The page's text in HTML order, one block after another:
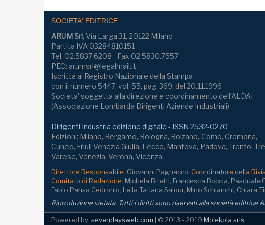
SOCIETA' EDITRICE
ARUM Srl, Via Larga 31, 20122 Milano
Partita IVA 03284810151
Tel. 02.5837.6208 - Fax 02.5830.7557
PEC: arumsrl@legalmail.it
Iscritta al Registro Nazionale della Stampa
con il numero 5447, vol. 55, pag. 369, del 20.11.1996
Societa' soggetta alla direzione e coordinamento dell'ALDAI
(Associazione Lombarda Dirigenti Aziende Industriali)
Dirigenti Industria edizione digitale - ISSN 2532-0270
Edizioni: Milano, Bergamo, Bologna, Bolzano, Como, Cremona,
Cuneo, Friuli Venezia Giulia, Lecco, Mantova, Padova, Trento,
Varese, Venezia, Verona, Vicenza
Direttore Responsabile: Giovanni Pagnacco. Coordinatore della
Comitato di Redazione: Michela Bitetti, Francesca Boccia, Pasquale
Fabio Pansa Cedronio, Leila Tatiana Salour, Mino Schianchi, Chiara
Riproduzione vietata. Tutti i diritti sono riservati alla società editrice
Powered by: sevendaysweb.com | © 2013 - 2019 Molekola srls